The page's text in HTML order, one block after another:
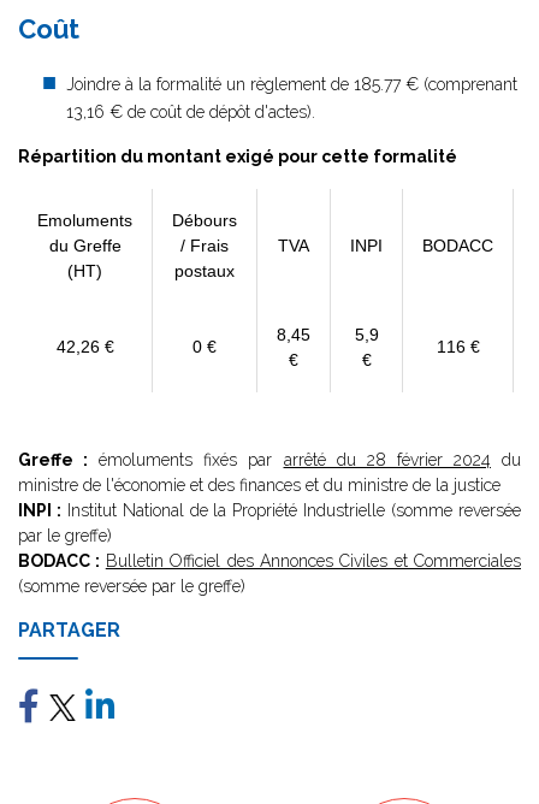
Coût
Joindre à la formalité un règlement de 185.77 € (comprenant
13,16 € de coût de dépôt d'actes).
Répartition du montant exigé pour cette formalité
Emoluments
du Greffe
(HT)
Débours
/ Frais
postaux
TVA INPI BODACC
42,26 € 0 €
8,45
€
5,9
€
116 €
Greffe : émoluments fixés par arrêté du 28 février 2024 du
ministre de l'économie et des finances et du ministre de la justice
INPI : Institut National de la Propriété Industrielle (somme reversée
par le greffe)
BODACC : Bulletin Officiel des Annonces Civiles et Commerciales
(somme reversée par le greffe)
PARTAGER